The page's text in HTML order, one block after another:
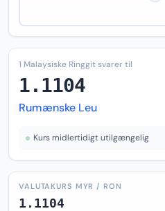
1 Malaysiske Ringgit svarer til
1.1104
Rumænske Leu
Kurs midlertidigt utilgængelig
VALUTAKURS MYR / RON
1.1104